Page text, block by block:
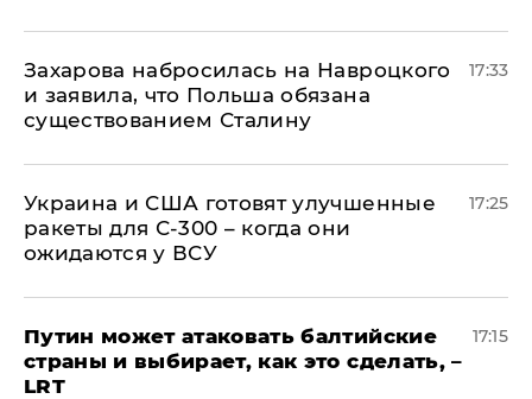
​Захарова набросилась на Навроцкого
и заявила, что Польша обязана
существованием Сталину
17:33
Украина и США готовят улучшенные
ракеты для С-300 – когда они
ожидаются у ВСУ
17:25
Путин может атаковать балтийские
страны и выбирает, как это сделать, –
LRT
17:15